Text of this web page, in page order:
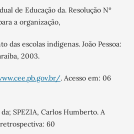
de Educação da. Resolução Nº
a organização,
das escolas indígenas. João Pessoa:
2003.
. Acesso em: 06
SPEZIA, Carlos Humberto. A
60